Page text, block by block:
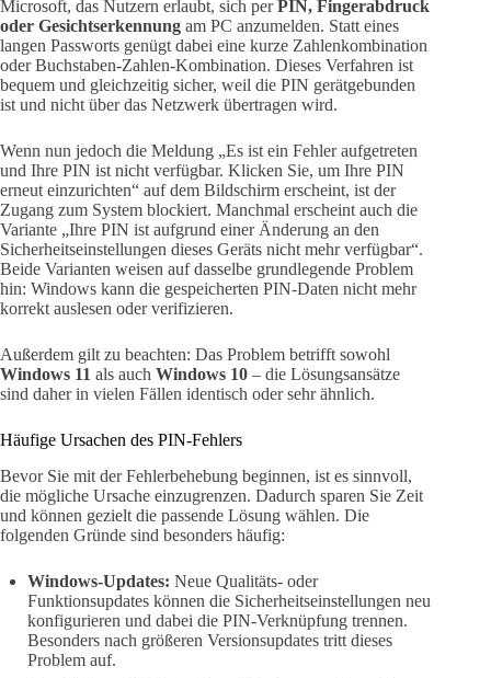
Microsoft, das Nutzern erlaubt, sich perPIN, Fingerabdruck
oder Gesichtserkennung am PC anzumelden. Statt eines
langen Passworts genügt dabei eine kurze Zahlenkombination
oder Buchstaben-Zahlen-Kombination. Dieses Verfahren ist
bequem und gleichzeitig sicher, weil die PIN gerätgebunden
ist und nicht über das Netzwerk übertragen wird.
Wenn nun jedoch die Meldung „Es ist ein Fehler aufgetreten
und Ihre PIN ist nicht verfügbar. Klicken Sie, um Ihre PIN
erneut einzurichten“ auf dem Bildschirm erscheint, ist der
Zugang zum System blockiert. Manchmal erscheint auch die
Variante „Ihre PIN ist aufgrund einer Änderung an den
Sicherheitseinstellungen dieses Geräts nicht mehr verfügbar“.
Beide Varianten weisen auf dasselbe grundlegende Problem
hin: Windows kann die gespeicherten PIN-Daten nicht mehr
korrekt auslesen oder verifizieren.
Außerdem gilt zu beachten: Das Problem betrifft sowohl
Windows 11 als auch Windows 10 – die Lösungsansätze
sind daher in vielen Fällen identisch oder sehr ähnlich.
Häufige Ursachen des PIN-Fehlers
Bevor Sie mit der Fehlerbehebung beginnen, ist es sinnvoll,
die mögliche Ursache einzugrenzen. Dadurch sparen Sie Zeit
und können gezielt die passende Lösung wählen. Die
folgenden Gründe sind besonders häufig:
Windows-Updates: Neue Qualitäts- oder
Funktionsupdates können die Sicherheitseinstellungen neu
konfigurieren und dabei die PIN-Verknüpfung trennen.
Besonders nach größeren Versionsupdates tritt dieses
Problem auf.